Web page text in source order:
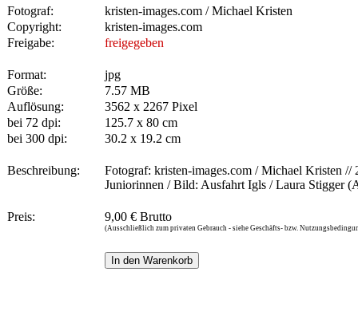
Fotograf:
kristen-images.com / Michael Kristen
Copyright:
kristen-images.com
Freigabe:
freigegeben
Format:
jpg
Größe:
7.57 MB
Auflösung:
3562 x 2267 Pixel
bei 72 dpi:
125.7 x 80 cm
bei 300 dpi:
30.2 x 19.2 cm
Beschreibung:
Fotograf: kristen-images.com / Michael Kristen
Juniorinnen / Bild: Ausfahrt Igls / Laura Stigger
Preis: 9,00 € Brutto
(Ausschließlich zum privaten Gebrauch - siehe Geschäfts- bzw.